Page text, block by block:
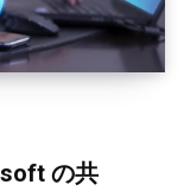
の共